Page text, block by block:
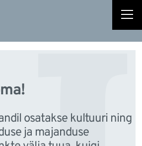
osatakse kultuuri ning
ja majanduse